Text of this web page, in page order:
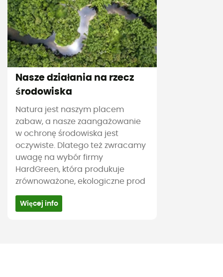
Nasze działania na rzecz
środowiska
Natura jest naszym placem
zabaw, a nasze zaangażowanie
w ochronę środowiska jest
oczywiste. Dlatego też zwracamy
uwagę na wybór firmy
HardGreen, która produkuje
zrównoważone, ekologiczne prod
Więcej info